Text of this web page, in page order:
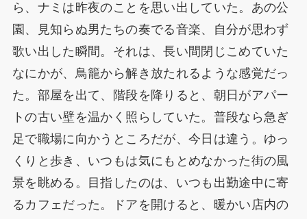
ら、ナミは昨夜のことを思い出していた。あの公
園、見知らぬ男たちの奏でる音楽、自分が思わず
歌い出した瞬間。それは、長い間閉じこめていた
なにかが、鳥籠から解き放たれるような感覚だっ
た。部屋を出て、階段を降りると、朝日がアパー
トの古い壁を温かく照らしていた。普段なら急ぎ
足で職場に向かうところだが、今日は違う。ゆっ
くりと歩き、いつもは気にもとめなかった街の風
景を眺める。目指したのは、いつも出勤途中に寄
るカフェだった。ドアを開けると、暖かい店内の